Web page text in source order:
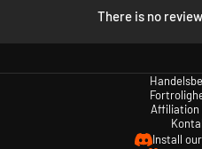
There is no
Affiliation
Install